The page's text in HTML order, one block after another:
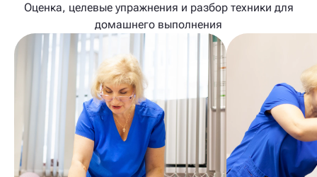
Оценка, целевые упражнения и разбор техники для
домашнего выполнения